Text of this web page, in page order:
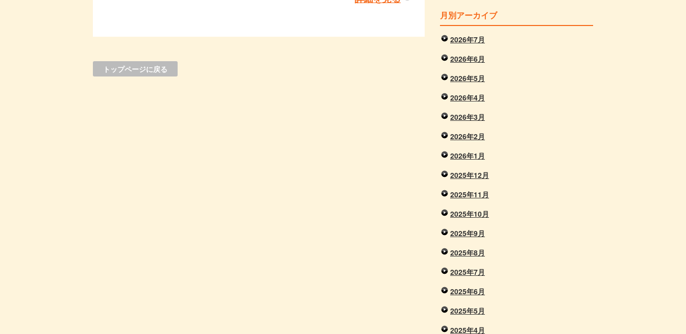
トップページに戻る
月別アーカイブ
2026年7月
2026年6月
2026年5月
2026年4月
2026年3月
2026年2月
2026年1月
2025年12月
2025年11月
2025年10月
2025年9月
2025年8月
2025年7月
2025年6月
2025年5月
2025年4月